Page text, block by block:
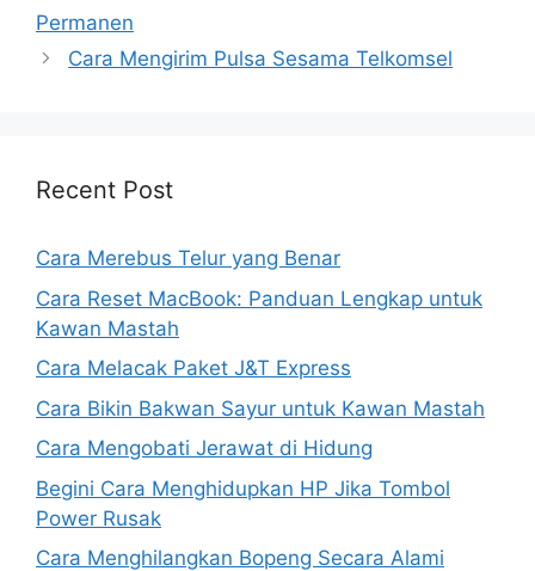
Permanen
Cara Mengirim Pulsa Sesama Telkomsel
Recent Post
Cara Merebus Telur yang Benar
Cara Reset MacBook: Panduan Lengkap untuk
Kawan Mastah
Cara Melacak Paket J&T Express
Cara Bikin Bakwan Sayur untuk Kawan Mastah
Cara Mengobati Jerawat di Hidung
Begini Cara Menghidupkan HP Jika Tombol
Power Rusak
Cara Menghilangkan Bopeng Secara Alami